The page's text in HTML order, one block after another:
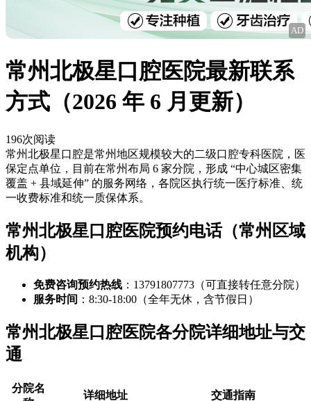
AD
常州北极星口腔医院最新联系
方式（2026 年 6 月更新）
196次阅读
常州北极星口腔是常州地区规模较大的二级口腔专科医院，医
保定点单位，目前在常州布局 6 家分院，形成 “中心城区密集
覆盖 + 县域延伸” 的服务网络，各院区执行统一医疗标准、统
一收费标准和统一质保体系。
常州北极星口腔医院预约电话（常州区域
机构）
免费咨询预约热线 ：13791807773（可直接转任意分院）
服务时间 ：8:30-18:00（全年无休，含节假日）
常州北极星口腔医院各分院详细地址与交
通
分院名
详细地址 交通指南